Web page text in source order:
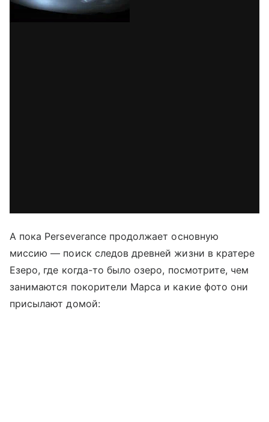
А пока Perseverance продолжает основную
миссию — поиск следов древней жизни в кратере
Езеро, где когда-то было озеро, посмотрите, чем
занимаются покорители Марса и какие фото они
присылают домой: